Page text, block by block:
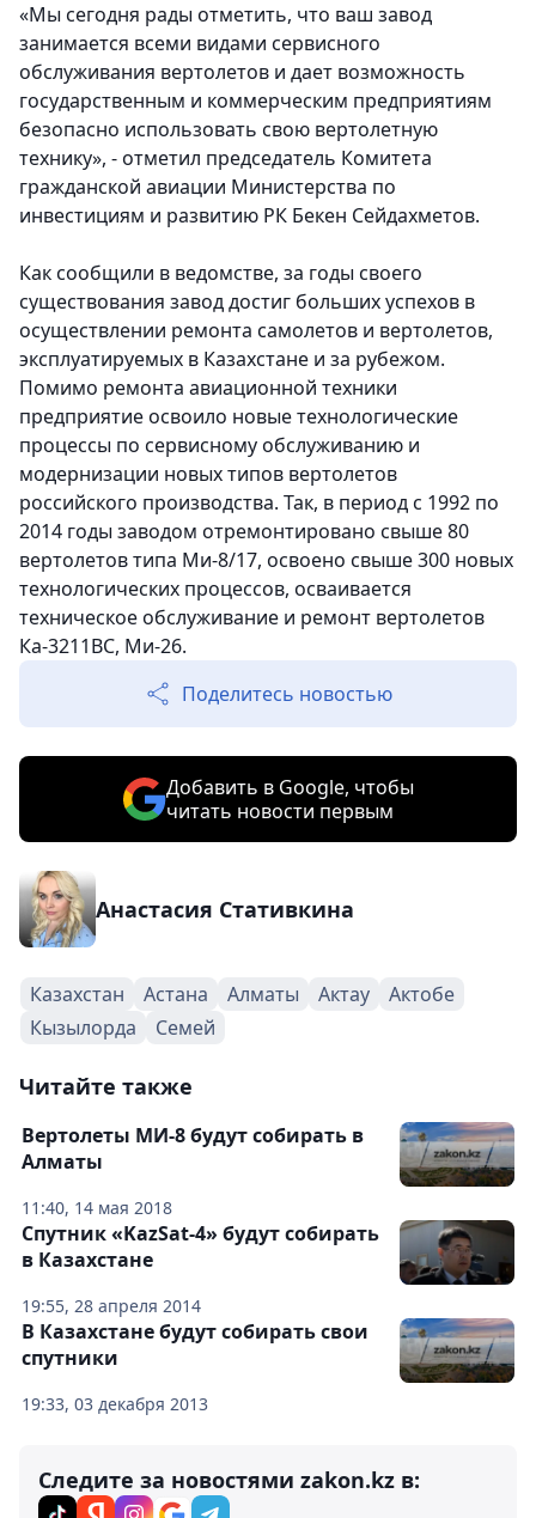
«Мы сегодня рады отметить, что ваш завод
занимается всеми видами сервисного
обслуживания вертолетов и дает возможность
государственным и коммерческим предприятиям
безопасно использовать свою вертолетную
технику», - отметил председатель Комитета
гражданской авиации Министерства по
инвестициям и развитию РК Бекен Сейдахметов.
Как сообщили в ведомстве, за годы своего
существования завод достиг больших успехов в
осуществлении ремонта самолетов и вертолетов,
эксплуатируемых в Казахстане и за рубежом.
Помимо ремонта авиационной техники
предприятие освоило новые технологические
процессы по сервисному обслуживанию и
модернизации новых типов вертолетов
российского производства. Так, в период с 1992 по
2014 годы заводом отремонтировано свыше 80
вертолетов типа Ми-8/17, освоено свыше 300 новых
технологических процессов, осваивается
техническое обслуживание и ремонт вертолетов
Ка-3211ВС, Ми-26.
Поделитесь новостью
Добавить в Google, чтобы
читать новости первым
Анастасия Стативкина
Казахстан Астана Алматы Актау
Актобе
Кызылорда
Семей
Читайте также
11:40, 14 мая 2018
Вертолеты МИ-8 будут собирать в
Алматы
19:55, 28 апреля 2014
Спутник «KazSat-4» будут собирать
в Казахстане
19:33, 03 декабря 2013
В Казахстане будут собирать свои
спутники
Следите за новостями zakon.kz в: